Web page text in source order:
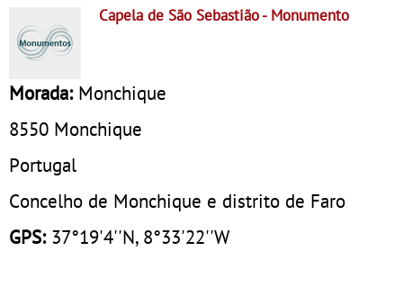
Capela de São Sebastião- Monumento
Morada: Monchique
8550 Monchique
Portugal
Concelho de Monchique e distrito de Faro
GPS:37°19'4''N, 8°33'22''W